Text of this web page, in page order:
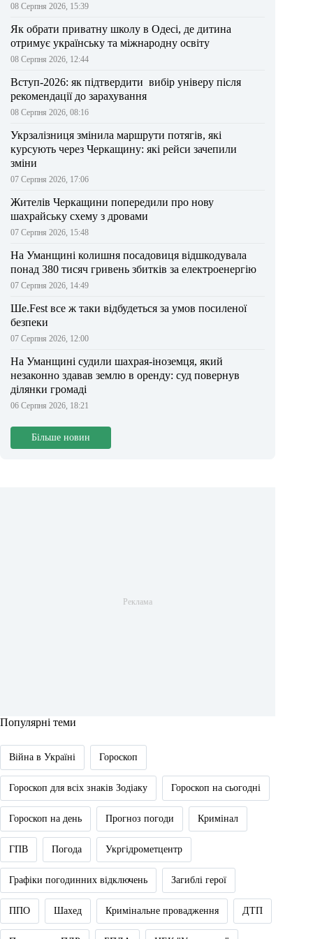
08 Серпня 2026, 15:39
Як обрати приватну школу в Одесі, де дитина
отримує українську та міжнародну освіту
08 Серпня 2026, 12:44
Вступ-2026: як підтвердити вибір універу після
рекомендації до зарахування
08 Серпня 2026, 08:16
Укрзалізниця змінила маршрути потягів, які
курсують через Черкащину: які рейси зачепили
зміни
07 Серпня 2026, 17:06
Жителів Черкащини попередили про нову
шахрайську схему з дровами
07 Серпня 2026, 15:48
На Уманщині колишня посадовиця відшкодувала
понад 380 тисяч гривень збитків за електроенергію
07 Серпня 2026, 14:49
Ше.Fest все ж таки відбудеться за умов посиленої
безпеки
07 Серпня 2026, 12:00
На Уманщині судили шахрая-іноземця, який
незаконно здавав землю в оренду: суд повернув
ділянки громаді
06 Серпня 2026, 18:21
Більше новин
Популярні теми
Війна в Україні Гороскоп
Гороскоп для всіх знаків Зодіаку Гороскоп на сьогодні
Гороскоп на день Прогноз погоди Кримінал
ГПВ Погода Укргідрометцентр
Графіки погодинних відключень Загиблі герої
ППО Шахед Кримінальне провадження ДТП